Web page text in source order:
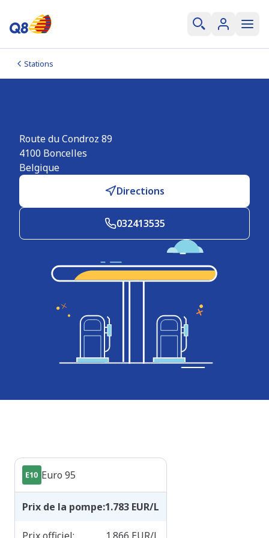
Stations
Route du Condroz 89
4100 Boncelles
Belgique
Directions
032413535
Euro 95
Prix de la pompe:1.783 EUR/L